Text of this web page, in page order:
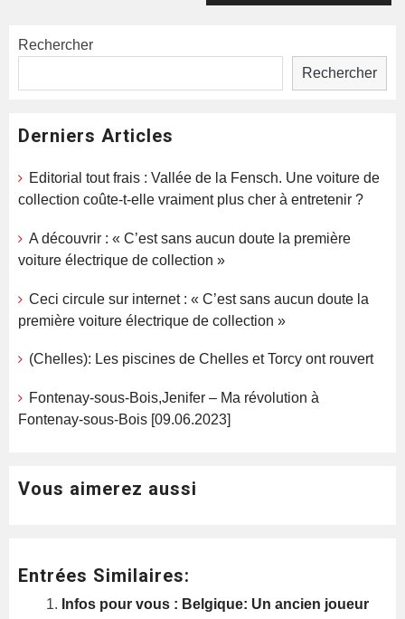
Rechercher
Rechercher
Derniers Articles
Editorial tout frais : Vallée de la Fensch. Une voiture de
collection coûte-t-elle vraiment plus cher à entretenir ?
A découvrir : « C’est sans aucun doute la première
voiture électrique de collection »
Ceci circule sur internet : « C’est sans aucun doute la
première voiture électrique de collection »
(Chelles): Les piscines de Chelles et Torcy ont rouvert
Fontenay-sous-Bois,Jenifer – Ma révolution à
Fontenay-sous-Bois [09.06.2023]
Vous aimerez aussi
Entrées Similaires:
Infos pour vous : Belgique: Un ancien joueur